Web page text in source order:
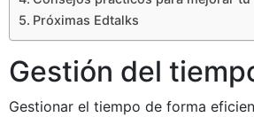
Próximas Edtalks
Gestión del
Gestionar el tiempo de forma